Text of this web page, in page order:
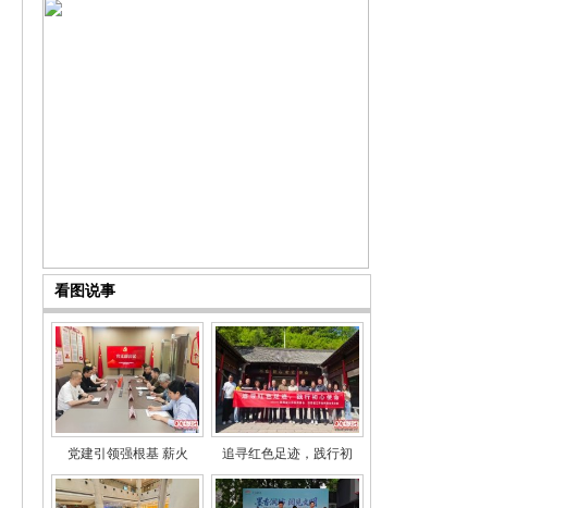
看图说事
党建引领强根基 薪火 追寻红色足迹，践行初